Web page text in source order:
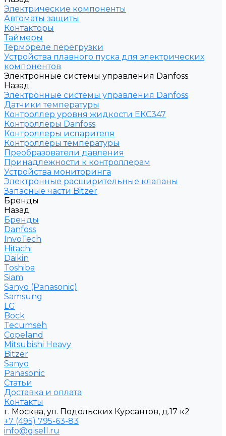
Электрические компоненты
Автоматы защиты
Контакторы
Таймеры
Термореле перегрузки
Устройства плавного пуска для электрических
компонентов
Электронные системы управления Danfoss
Назад
Электронные системы управления Danfoss
Датчики температуры
Контроллер уровня жидкости ЕКС347
Контроллеры Danfoss
Контроллеры испарителя
Контроллеры температуры
Преобразователи давления
Принадлежности к контроллерам
Устройства мониторинга
Электронные расширительные клапаны
Запасные части Bitzer
Бренды
Назад
Бренды
Danfoss
InvoTech
Hitachi
Daikin
Toshiba
Siam
Sanyo (Panasonic)
Samsung
LG
Bock
Tecumseh
Copeland
Mitsubishi Heavy
Bitzer
Sanyo
Рanasonic
Статьи
Доставка и оплата
Контакты
г. Москва, ул. Подольских Курсантов, д.17 к2
+7 (495) 795-63-83
info@gisell.ru